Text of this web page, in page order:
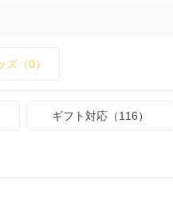
ズ（0）
ギフト対応（116）